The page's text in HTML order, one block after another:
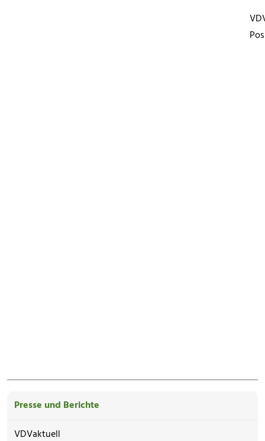
Presse und Berichte
VDVaktuell